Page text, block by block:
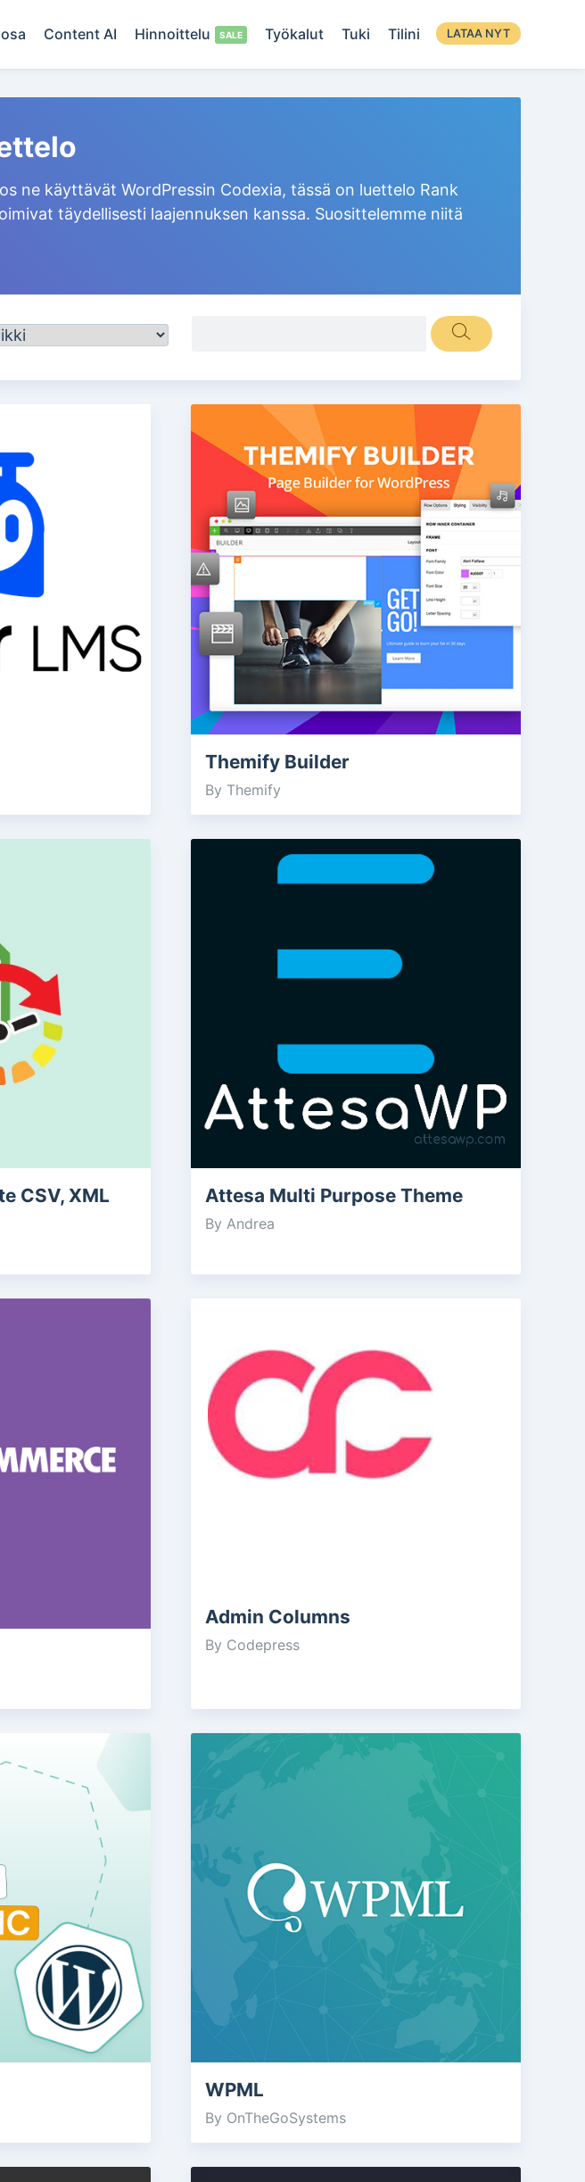
Content AI Hinnoittelu Työkalut Tuki Tilini LATAA NYT
ne käyttävät WordPressin Codexia, tässä on luettelo Rank
täydellisesti laajennuksen kanssa. Suosittelemme niitä
Themify Builder
By Themify
CSV, XML
Attesa Multi Purpose Theme
By Andrea
Admin Columns
By Codepress
WPML
By OnTheGoSystems